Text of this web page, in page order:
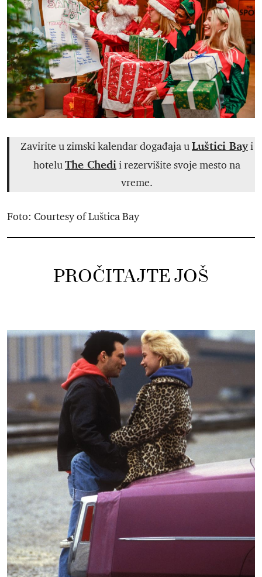
Zavirite u zimski kalendar događaja uLuštici Bayi
hoteluThe Chedii rezervišite svoje mesto na
vreme.
Foto: Courtesy of Luštica Bay
PROČITAJTE JOŠ